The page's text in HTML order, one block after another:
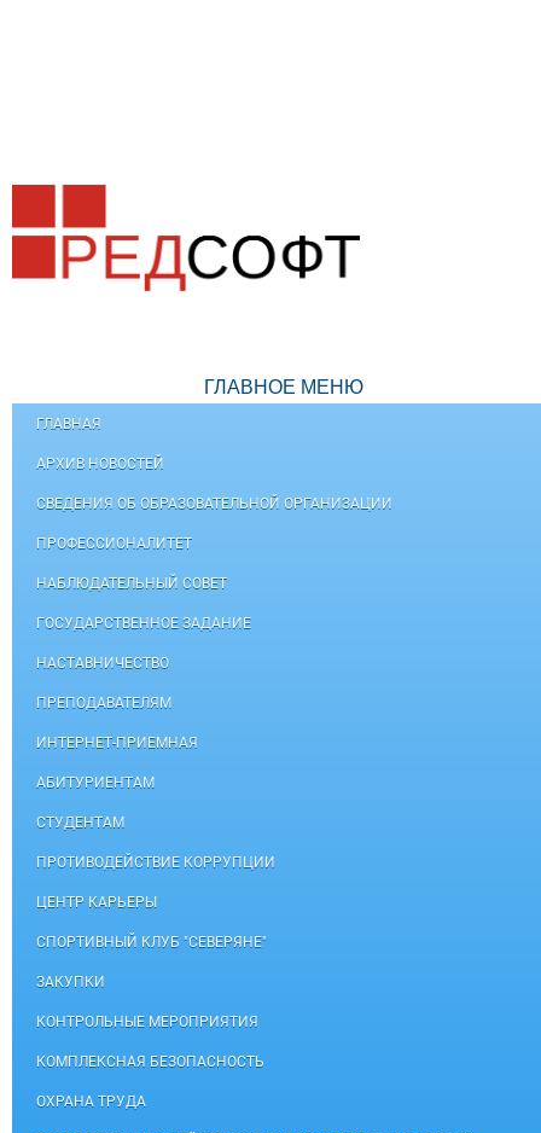
ГЛАВНОЕ МЕНЮ
ГЛАВНАЯ
АРХИВ НОВОСТЕЙ
СВЕДЕНИЯ ОБ ОБРАЗОВАТЕЛЬНОЙ ОРГАНИЗАЦИИ
ПРОФЕССИОНАЛИТЕТ
НАБЛЮДАТЕЛЬНЫЙ СОВЕТ
ГОСУДАРСТВЕННОЕ ЗАДАНИЕ
НАСТАВНИЧЕСТВО
ПРЕПОДАВАТЕЛЯМ
ИНТЕРНЕТ-ПРИЕМНАЯ
АБИТУРИЕНТАМ
СТУДЕНТАМ
ПРОТИВОДЕЙСТВИЕ КОРРУПЦИИ
ЦЕНТР КАРЬЕРЫ
СПОРТИВНЫЙ КЛУБ "СЕВЕРЯНЕ"
ЗАКУПКИ
КОНТРОЛЬНЫЕ МЕРОПРИЯТИЯ
КОМПЛЕКСНАЯ БЕЗОПАСНОСТЬ
ОХРАНА ТРУДА